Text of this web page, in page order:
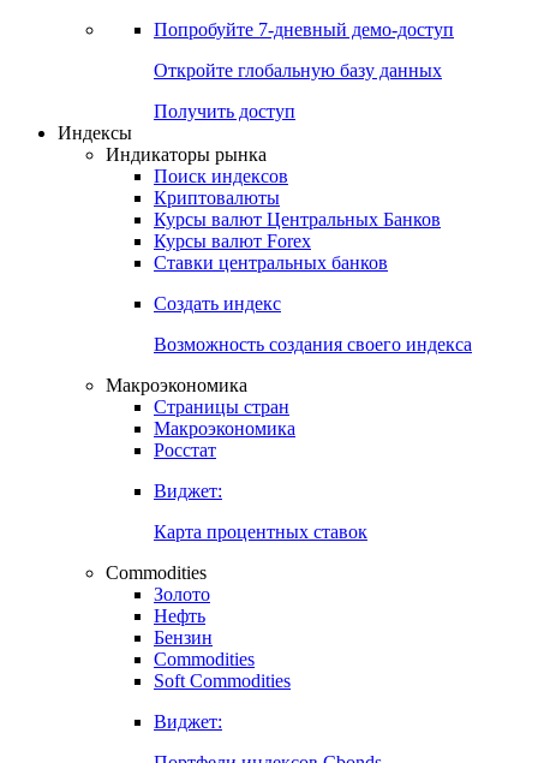
Попробуйте 7-дневный демо-доступ
Откройте глобальную базу данных
Получить доступ
Индексы
Индикаторы рынка
Поиск индексов
Криптовалюты
Курсы валют Центральных Банков
Курсы валют Forex
Ставки центральных банков
Создать индекс
Возможность создания своего индекса
Макроэкономика
Страницы стран
Макроэкономика
Росстат
Виджет:
Карта процентных ставок
Commodities
Золото
Нефть
Бензин
Commodities
Soft Commodities
Виджет: